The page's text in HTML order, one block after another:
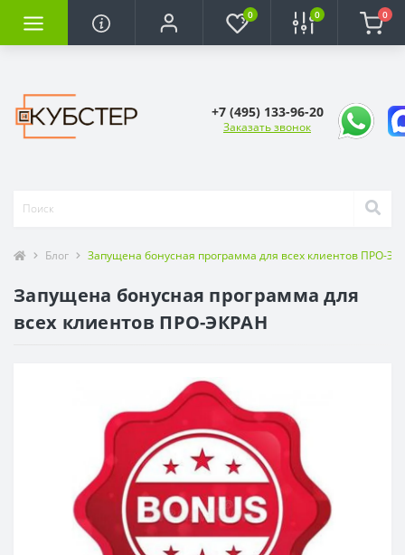
0 0 0
+7 (495) 133-96-20
Заказать звонок
Блог Запущена бонусная программа для всех клиентов ПРО-
Запущена бонусная программа для
всех клиентов ПРО-ЭКРАН